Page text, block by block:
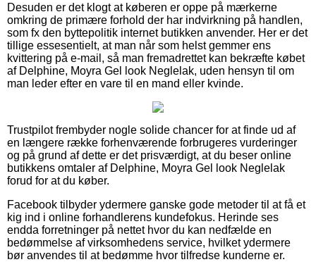
Desuden er det klogt at køberen er oppe på mærkerne
omkring de primære forhold der har indvirkning på handlen,
som fx den byttepolitik internet butikken anvender. Her er det
tillige essesentielt, at man når som helst gemmer ens
kvittering på e-mail, så man fremadrettet kan bekræfte købet
af Delphine, Moyra Gel look Neglelak, uden hensyn til om
man leder efter en vare til en mand eller kvinde.
Trustpilot frembyder nogle solide chancer for at finde ud af
en længere række forhenværende forbrugeres vurderinger
og på grund af dette er det prisværdigt, at du beser online
butikkens omtaler af Delphine, Moyra Gel look Neglelak
forud for at du køber.
Facebook tilbyder ydermere ganske gode metoder til at få et
kig ind i online forhandlerens kundefokus. Herinde ses
endda forretninger på nettet hvor du kan nedfælde en
bedømmelse af virksomhedens service, hvilket ydermere
bør anvendes til at bedømme hvor tilfredse kunderne er.